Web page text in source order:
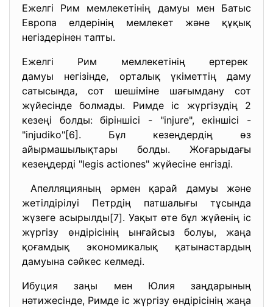
Ежелгі Рим мемлекетінің дамуы мен Батыс
Европа елдерінің мемлекет және құқық
негіздерінен тапты.
Ежелгі Рим мемлекетінің ертерек
дамуы негізінде, орталық үкіметтің даму
сатысында, сот шешіміне шағымдану сот
жүйесінде болмады. Римде іс жүргізудің 2
кезеңі болды: біріншісі - "injure", екіншісі -
"injudiko"[6]. Бұл кезеңдердің өз
айырмашылықтары болды. Жоғарыдағы
кезеңдерді "legis actiones" жүйесіне енгізді.
Апелляцияның әрмен қарай дамуы және
жетілдірілуі Петрдің патшалығы тұсында
жүзеге асырылды[7]. Уақыт өте бұл жүйенің іс
жүргізу өндірісінің ынғайсыз болуы, жаңа
қоғамдық экономикалық қатынастардың
дамуына сәйкес келмеді.
Ибуция заңы мен Юлия заңдарының
нәтижесінде, Римде іс жүргізу өндірісінің жаңа